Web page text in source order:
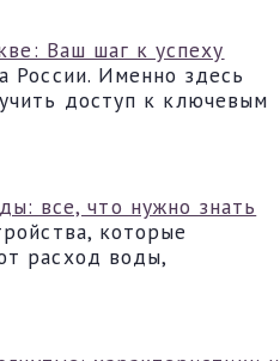
Ваш шаг к успеху
России. Именно здесь
доступ к ключевым
все, что нужно знать
которые
расход воды,